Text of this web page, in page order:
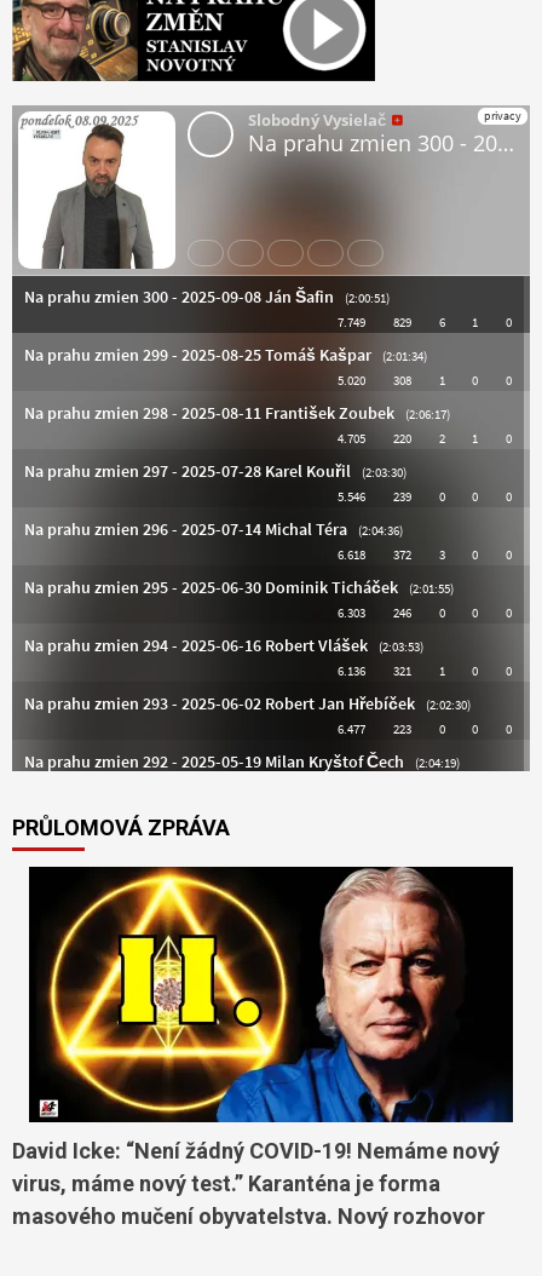
PRŮLOMOVÁ ZPRÁVA
David Icke: “Není žádný COVID-19! Nemáme nový
virus, máme nový test.” Karanténa je forma
masového mučení obyvatelstva. Nový rozhovor